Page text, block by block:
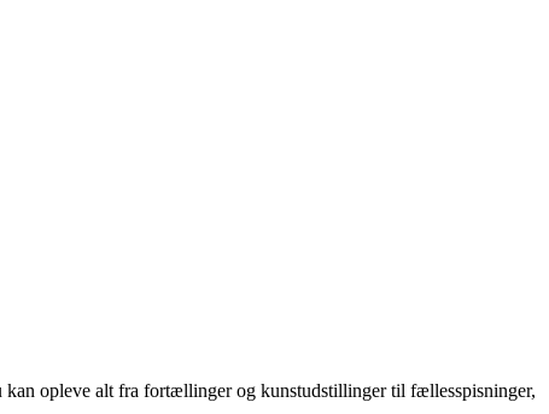
opleve alt fra fortællinger og kunstudstillinger til fællesspisninger,